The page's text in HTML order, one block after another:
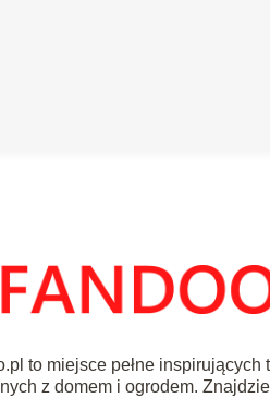
to miejsce pełne inspirujących
z domem i ogrodem.